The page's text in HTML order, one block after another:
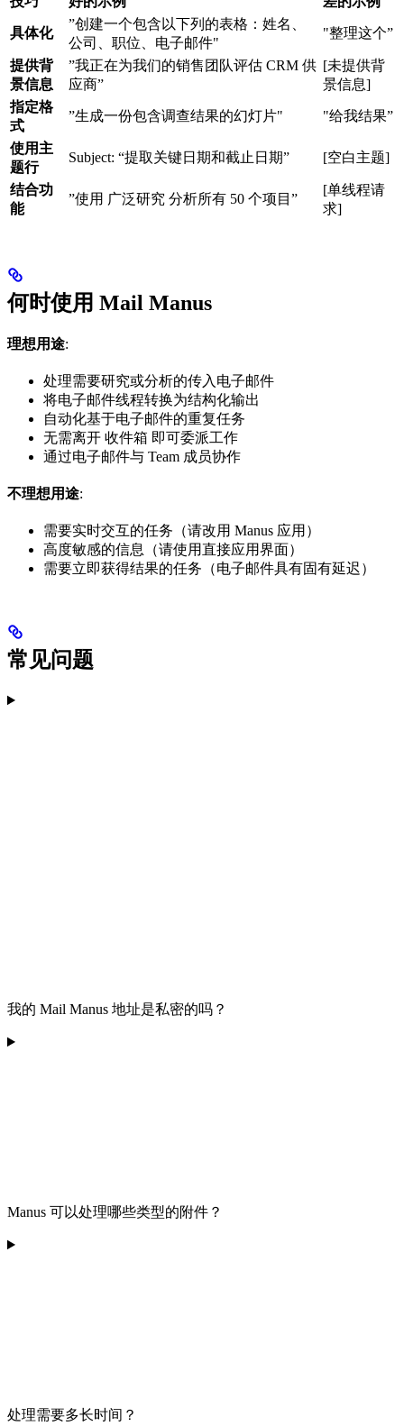
具体化
”创建一个包含以下列的表格：姓名、
公司、职位、电子邮件"
"整理这个”
提供背
景信息
”我正在为我们的销售团队评估 CRM 供
应商”
[未提供背
景信息]
指定格
式
”生成一份包含调查结果的幻灯片" "给我结果”
使用主
题行
Subject: “提取关键日期和截止日期” [空白主题]
结合功
能
”使用 广泛研究 分析所有 50 个项目”
[单线程请
求]
何时使用 Mail Manus
理想用途:
处理需要研究或分析的传入电子邮件
将电子邮件线程转换为结构化输出
自动化基于电子邮件的重复任务
无需离开 收件箱 即可委派工作
通过电子邮件与 Team 成员协作
不理想用途:
需要实时交互的任务（请改用 Manus 应用）
高度敏感的信息（请使用直接应用界面）
需要立即获得结果的任务（电子邮件具有固有延迟）
常见问题
我的 Mail Manus 地址是私密的吗？
Manus 可以处理哪些类型的附件？
处理需要多长时间？